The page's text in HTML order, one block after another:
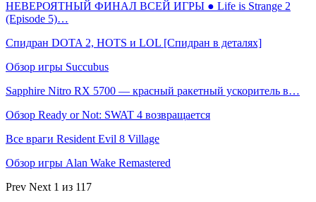
НЕВЕРОЯТНЫЙ ФИНАЛ ВСЕЙ ИГРЫ ● Life is Strange 2
(Episode 5)…
Спидран DOTA 2, HOTS и LOL [Спидран в деталях]
Обзор игры Succubus
Sapphire Nitro RX 5700 — красный ракетный ускоритель в…
Обзор Ready or Not: SWAT 4 возвращается
Все враги Resident Evil 8 Village
Обзор игры Alan Wake Remastered
Prev Next 1 из 117